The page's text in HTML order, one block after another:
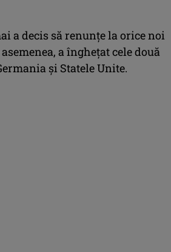
a decis să renunțe la orice noi
a înghețat cele două
și Statele Unite.